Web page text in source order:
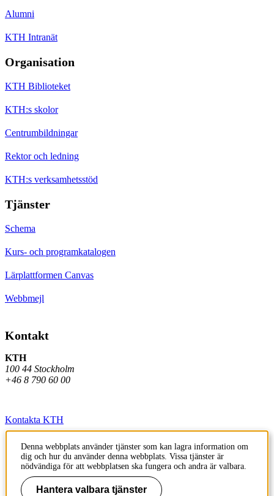
Alumni
KTH Intranät
Organisation
KTH Biblioteket
KTH:s skolor
Centrumbildningar
Rektor och ledning
KTH:s verksamhetsstöd
Tjänster
Schema
Kurs- och programkatalogen
Lärplattformen Canvas
Webbmejl
Kontakt
KTH
100 44 Stockholm
+46 8 790 60 00
Kontakta KTH
Jobba på KTH
Press och media
Faktura och betalning KTH
Denna webbplats använder tjänster som kan lagra information om
dig och hur du använder denna webbplats. Vissa tjänster är
nödvändiga för att webbplatsen ska fungera och andra är valbara.
Hantera valbara tjänster